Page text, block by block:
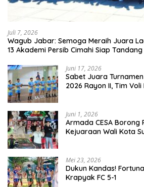
Juli 7, 2026
Wagub Jabar: Semoga Meraih Juara
13 Akademi Persib Cimahi Siap
Juni 17, 2026
Sabet Juara
2026 Rayon II, Tim
Juni 1, 2026
Armada CESA Borong
Kejuaraan Wali Kota
Mei 23, 2026
Dukun Kandas!
Krapyak FC 5-1